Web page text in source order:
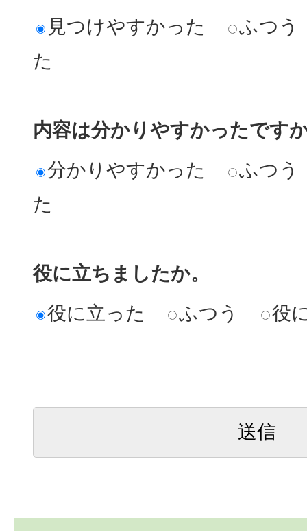
見つけやすかった
ふつう
た
内容は分かりやすかったです
分かりやすかった
ふつう
た
役に立ちましたか。
役に立った
ふつう 役